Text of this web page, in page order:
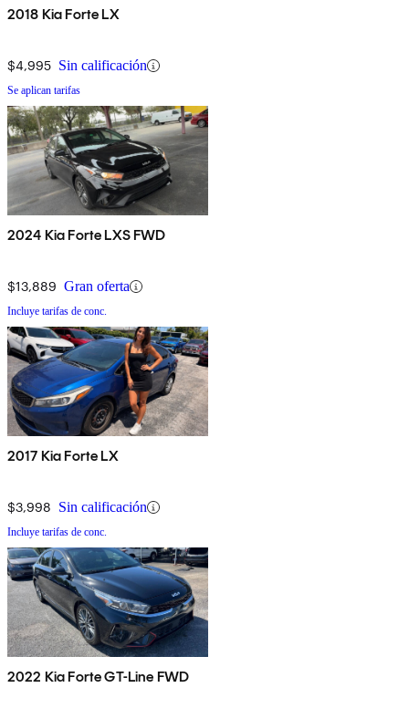
2018 Kia Forte LX
$4,995 Sin calificación
Se aplican tarifas
2024 Kia Forte LXS FWD
$13,889 Gran oferta
Incluye tarifas de conc.
2017 Kia Forte LX
$3,998 Sin calificación
Incluye tarifas de conc.
2022 Kia Forte GT-Line FWD